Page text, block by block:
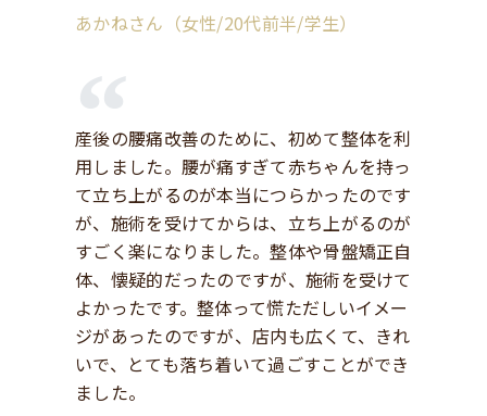
あかねさん（女性/20代前半/学生）
産後の腰痛改善のために、初めて整体を利
用しました。腰が痛すぎて赤ちゃんを持っ
て立ち上がるのが本当につらかったのです
が、施術を受けてからは、立ち上がるのが
すごく楽になりました。整体や骨盤矯正自
体、懐疑的だったのですが、施術を受けて
よかったです。整体って慌ただしいイメー
ジがあったのですが、店内も広くて、きれ
いで、とても落ち着いて過ごすことができ
ました。